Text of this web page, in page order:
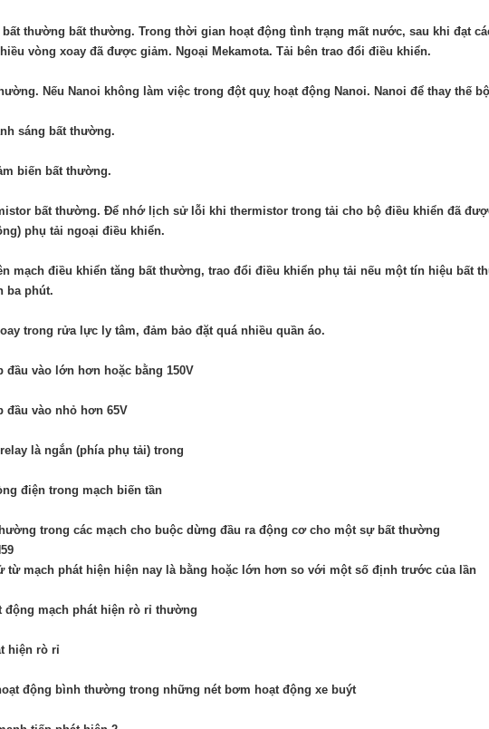
bất thường bất thường. Trong thời gian hoạt động tình trạng mất nước, sau khi đạt
vòng xoay đã được giảm. Ngoại Mekamota. Tải bên trao đổi điều khiển.
Nếu Nanoi không làm việc trong đột quỵ hoạt động Nanoi. Nanoi để thay thế
sáng bất thường.
biến bất thường.
bất thường. Để nhớ lịch sử lỗi khi thermistor trong tải cho bộ điều khiển đã
phụ tải ngoại điều khiển.
mạch điều khiển tăng bất thường, trao đổi điều khiển phụ tải nếu một tín hiệu bất
ba phút.
trong rửa lực ly tâm, đảm bảo đặt quá nhiều quần áo.
đầu vào lớn hơn hoặc bằng 150V
đầu vào nhỏ hơn 65V
là ngắn (phía phụ tải) trong
điện trong mạch biến tần
trong các mạch cho buộc dừng đầu ra động cơ cho một sự bất thường
từ mạch phát hiện hiện nay là bằng hoặc lớn hơn so với một số định trước của lần
động mạch phát hiện rò rỉ thường
hiện rò rỉ
động bình thường trong những nét bơm hoạt động xe buýt